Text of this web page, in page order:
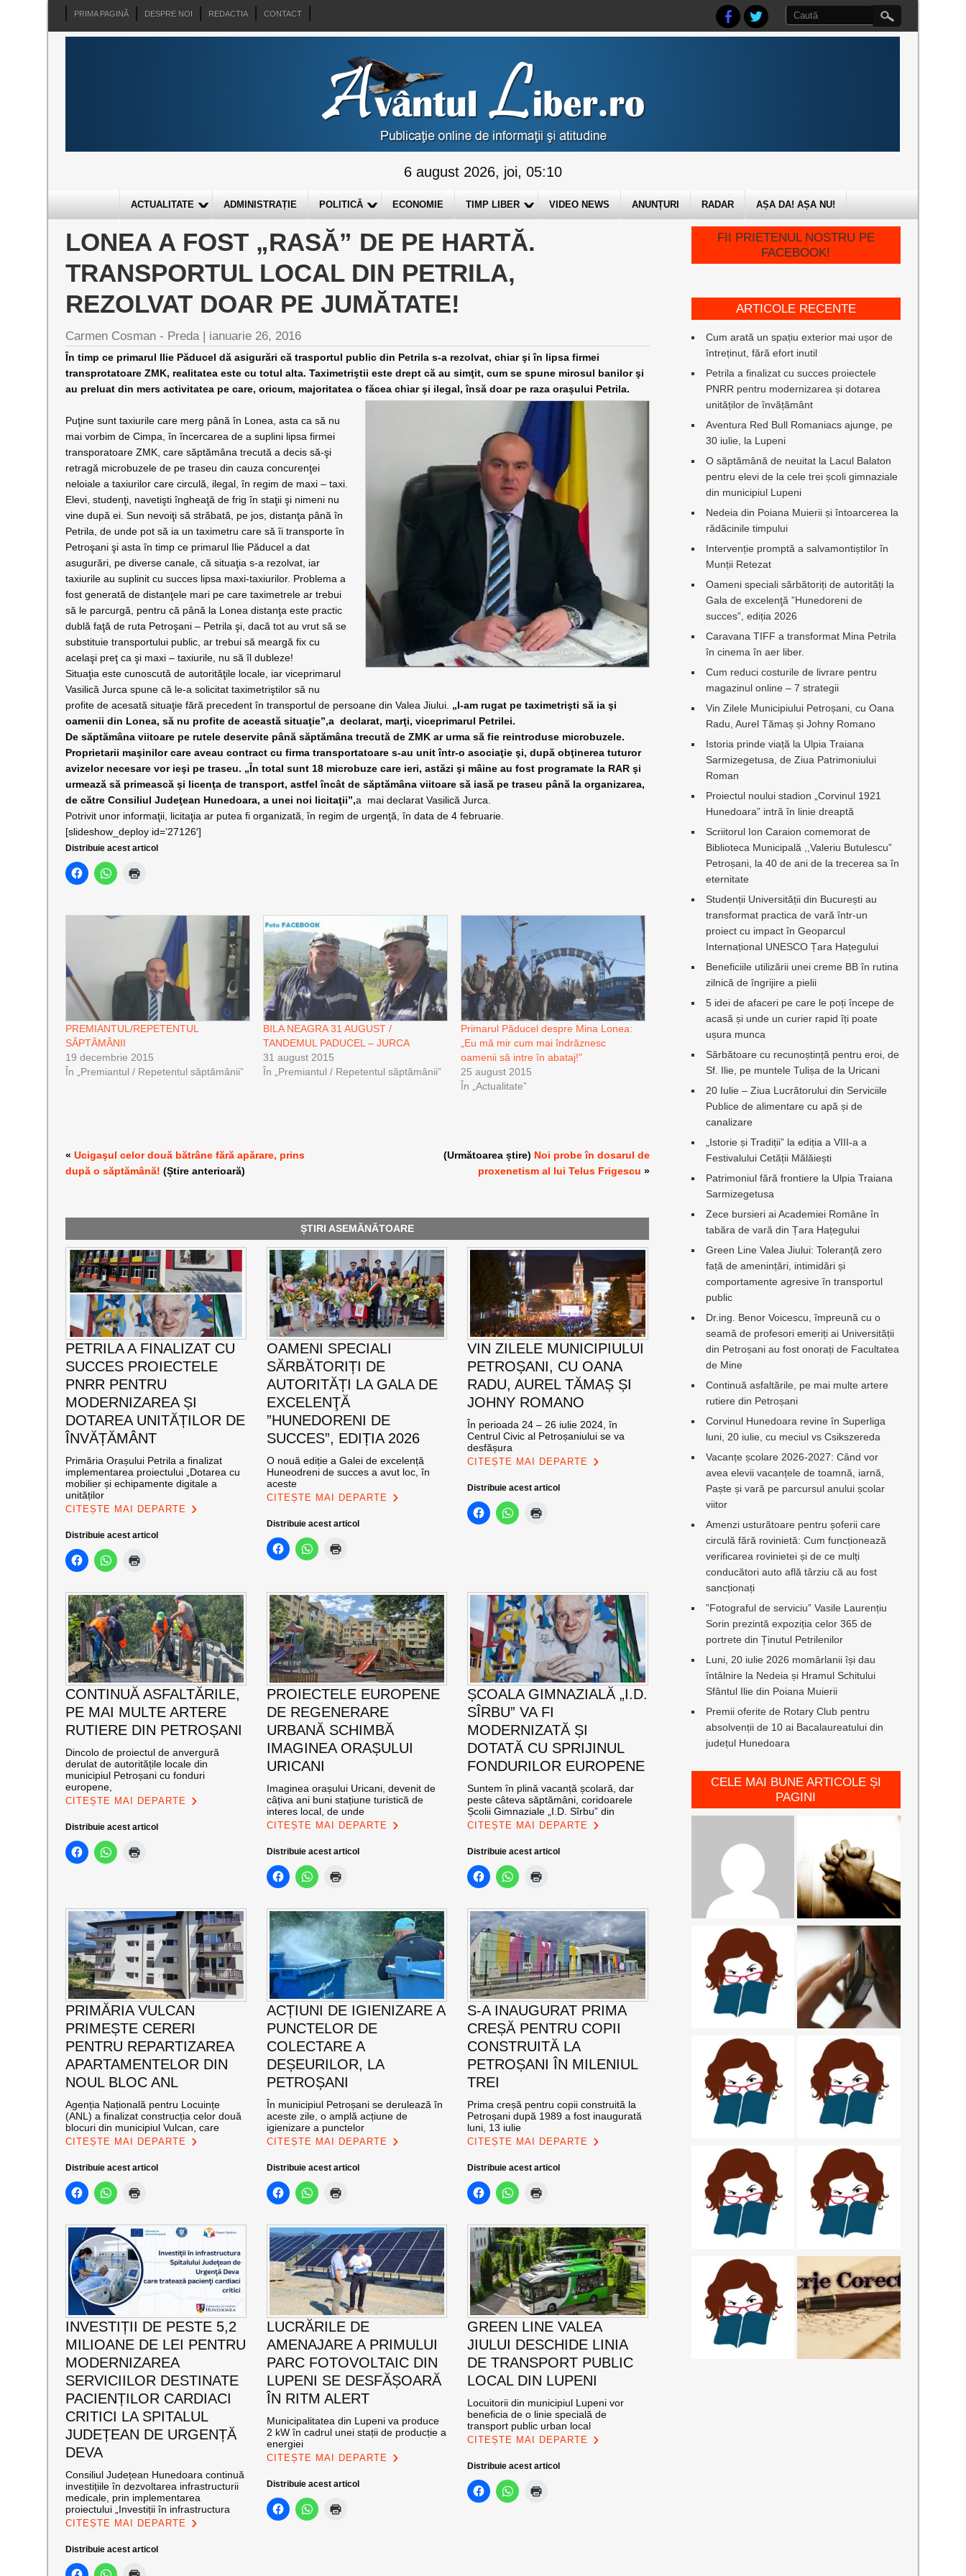
PRIMA PAGINĂ DESPRE NOI REDACTIA CONTACT
6 august 2026, joi, 05:10
ACTUALITATE ADMINISTRAȚIE POLITICĂ ECONOMIE TIMP LIBER VIDEO NEWS ANUNȚURI RADAR AȘA DA! AȘA NU!
LONEA A FOST „RASĂ” DE PE HARTĂ.
TRANSPORTUL LOCAL DIN PETRILA,
REZOLVAT DOAR PE JUMĂTATE!
Carmen Cosman - Preda | ianuarie 26, 2016
În timp ce primarul Ilie Păducel dă asigurări că trasportul public din Petrila s-a rezolvat, chiar şi în lipsa firmei
transprotatoare ZMK, realitatea este cu totul alta. Taximetriştii este drept că au simţit, cum se spune mirosul banilor şi
au preluat din mers activitatea pe care, oricum, majoritatea o făcea chiar şi ilegal, însă doar pe raza oraşului Petrila.
Puţine sunt taxiurile care merg până în Lonea, asta ca să nu
mai vorbim de Cimpa, în încercarea de a suplini lipsa firmei
transporatoare ZMK, care săptămâna trecută a decis să-şi
retragă microbuzele de pe traseu din cauza concurenţei
neloiale a taxiurilor care circulă, ilegal, în regim de maxi – taxi.
Elevi, studenţi, navetişti îngheaţă de frig în staţii şi nimeni nu
vine după ei. Sun nevoiţi să străbată, pe jos, distanţa până în
Petrila, de unde pot să ia un taximetru care să îi transporte în
Petroşani şi asta în timp ce primarul Ilie Păducel a dat
asugurări, pe diverse canale, că situaţia s-a rezolvat, iar
taxiurile au suplinit cu succes lipsa maxi-taxiurilor. Problema a
fost generată de distanţele mari pe care taximetrele ar trebui
să le parcurgă, pentru că până la Lonea distanţa este practic
dublă faţă de ruta Petroşani – Petrila şi, dacă tot au vrut să se
substituie transportului public, ar trebui să meargă fix cu
acelaşi preţ ca şi maxi – taxiurile, nu să îl dubleze!
Situaţia este cunoscută de autorităţile locale, iar viceprimarul
Vasilică Jurca spune că le-a solicitat taximetriştilor să nu
profite de acesată situaţie fără precedent în transportul de persoane din Valea Jiului. „I-am rugat pe taximetrişti să ia şi
oamenii din Lonea, să nu profite de această situaţie”,a declarat, marţi, viceprimarul Petrilei.
De săptămâna viitoare pe rutele deservite până săptămâna trecută de ZMK ar urma să fie reintroduse microbuzele.
Proprietarii maşinilor care aveau contract cu firma transportatoare s-au unit într-o asociaţie şi, după obţinerea tuturor
avizelor necesare vor ieşi pe traseu. „În total sunt 18 microbuze care ieri, astăzi şi mâine au fost programate la RAR şi
urmează să primească şi licenţa de transport, astfel încât de săptămâna viitoare să iasă pe traseu până la organizarea,
de către Consiliul Judeţean Hunedoara, a unei noi licitaţii”,a
mai declarat Vasilică Jurca.
Potrivit unor informaţii, licitaţia ar putea fi organizată, în regim de urgenţă, în data de 4 februarie.
[slideshow_deploy id=’27126′]
Distribuie acest articol
PREMIANTUL/REPETENTUL
SĂPTĂMÂNII
19 decembrie 2015
În „Premiantul / Repetentul săptămânii”
BILA NEAGRA 31 AUGUST /
TANDEMUL PADUCEL – JURCA
31 august 2015
În „Premiantul / Repetentul săptămânii”
Primarul Păducel despre Mina Lonea:
„Eu mă mir cum mai îndrăznesc
oamenii să intre în abataj!”
25 august 2015
În „Actualitate”
«Ucigaşul celor două bătrâne fără apărare, prins
după o săptămână! (Știre anterioară)
(Următoarea știre) Noi probe în dosarul de
proxenetism al lui Telus Frigescu »
ȘTIRI ASEMĂNĂTOARE
PETRILA A FINALIZAT CU
SUCCES PROIECTELE
PNRR PENTRU
MODERNIZAREA ȘI
DOTAREA UNITĂȚILOR DE
ÎNVĂȚĂMÂNT
Primăria Orașului Petrila a finalizat
implementarea proiectului „Dotarea cu
mobilier și echipamente digitale a
unităților
CITEȘTE MAI DEPARTE
Distribuie acest articol
OAMENI SPECIALI
SĂRBĂTORIȚI DE
AUTORITĂȚI LA GALA DE
EXCELENŢĂ
”HUNEDORENI DE
SUCCES”, EDIȚIA 2026
O nouă ediție a Galei de excelență
Huneodreni de succes a avut loc, în
aceste
CITEȘTE MAI DEPARTE
Distribuie acest articol
VIN ZILELE MUNICIPIULUI
PETROȘANI, CU OANA
RADU, AUREL TĂMAȘ ȘI
JOHNY ROMANO
În perioada 24 – 26 iulie 2024, în
Centrul Civic al Petroșaniului se va
desfășura
CITEȘTE MAI DEPARTE
Distribuie acest articol
CONTINUĂ ASFALTĂRILE,
PE MAI MULTE ARTERE
RUTIERE DIN PETROȘANI
Dincolo de proiectul de anvergură
derulat de autoritățile locale din
municipiul Petroșani cu fonduri
europene,
CITEȘTE MAI DEPARTE
Distribuie acest articol
PROIECTELE EUROPENE
DE REGENERARE
URBANĂ SCHIMBĂ
IMAGINEA ORAȘULUI
URICANI
Imaginea orașului Uricani, devenit de
câțiva ani buni stațiune turistică de
interes local, de unde
CITEȘTE MAI DEPARTE
Distribuie acest articol
ȘCOALA GIMNAZIALĂ „I.D.
SÎRBU” VA FI
MODERNIZATĂ ȘI
DOTATĂ CU SPRIJINUL
FONDURILOR EUROPENE
Suntem în plină vacanță școlară, dar
peste câteva săptămâni, coridoarele
Școlii Gimnaziale „I.D. Sîrbu” din
CITEȘTE MAI DEPARTE
Distribuie acest articol
PRIMĂRIA VULCAN
PRIMEȘTE CERERI
PENTRU REPARTIZAREA
APARTAMENTELOR DIN
NOUL BLOC ANL
Agenția Națională pentru Locuințe
(ANL) a finalizat construcția celor două
blocuri din municipiul Vulcan, care
CITEȘTE MAI DEPARTE
Distribuie acest articol
ACȚIUNI DE IGIENIZARE A
PUNCTELOR DE
COLECTARE A
DEȘEURILOR, LA
PETROȘANI
În municipiul Petroșani se derulează în
aceste zile, o amplă acțiune de
igienizare a punctelor
CITEȘTE MAI DEPARTE
Distribuie acest articol
S-A INAUGURAT PRIMA
CREȘĂ PENTRU COPII
CONSTRUITĂ LA
PETROȘANI ÎN MILENIUL
TREI
Prima creșă pentru copii construită la
Petroșani după 1989 a fost inaugurată
luni, 13 iulie
CITEȘTE MAI DEPARTE
Distribuie acest articol
INVESTIȚII DE PESTE 5,2
MILIOANE DE LEI PENTRU
MODERNIZAREA
SERVICIILOR DESTINATE
PACIENȚILOR CARDIACI
CRITICI LA SPITALUL
JUDEȚEAN DE URGENȚĂ
DEVA
Consiliul Județean Hunedoara continuă
investițiile în dezvoltarea infrastructurii
medicale, prin implementarea
proiectului „Investiții în infrastructura
CITEȘTE MAI DEPARTE
Distribuie acest articol
LUCRĂRILE DE
AMENAJARE A PRIMULUI
PARC FOTOVOLTAIC DIN
LUPENI SE DESFĂȘOARĂ
ÎN RITM ALERT
Municipalitatea din Lupeni va produce
2 kW în cadrul unei stații de producție a
energiei
CITEȘTE MAI DEPARTE
Distribuie acest articol
GREEN LINE VALEA
JIULUI DESCHIDE LINIA
DE TRANSPORT PUBLIC
LOCAL DIN LUPENI
Locuitorii din municipiul Lupeni vor
beneficia de o linie specială de
transport public urban local
CITEȘTE MAI DEPARTE
Distribuie acest articol
FII PRIETENUL NOSTRU PE
FACEBOOK!
ARTICOLE RECENTE
Cum arată un spațiu exterior mai ușor de
întreținut, fără efort inutil
Petrila a finalizat cu succes proiectele
PNRR pentru modernizarea și dotarea
unităților de învățământ
Aventura Red Bull Romaniacs ajunge, pe
30 iulie, la Lupeni
O săptămână de neuitat la Lacul Balaton
pentru elevi de la cele trei școli gimnaziale
din municipiul Lupeni
Nedeia din Poiana Muierii și întoarcerea la
rădăcinile timpului
Intervenție promptă a salvamontiștilor în
Munții Retezat
Oameni speciali sărbătoriți de autorități la
Gala de excelenţă ”Hunedoreni de
succes”, ediția 2026
Caravana TIFF a transformat Mina Petrila
în cinema în aer liber.
Cum reduci costurile de livrare pentru
magazinul online – 7 strategii
Vin Zilele Municipiului Petroșani, cu Oana
Radu, Aurel Tămaș și Johny Romano
Istoria prinde viață la Ulpia Traiana
Sarmizegetusa, de Ziua Patrimoniului
Roman
Proiectul noului stadion „Corvinul 1921
Hunedoara” intră în linie dreaptă
Scriitorul Ion Caraion comemorat de
Biblioteca Municipală ,,Valeriu Butulescu”
Petroșani, la 40 de ani de la trecerea sa în
eternitate
Studenții Universității din București au
transformat practica de vară într-un
proiect cu impact în Geoparcul
Internațional UNESCO Țara Hațegului
Beneficiile utilizării unei creme BB în rutina
zilnică de îngrijire a pielii
5 idei de afaceri pe care le poți începe de
acasă și unde un curier rapid îți poate
ușura munca
Sărbătoare cu recunoștință pentru eroi, de
Sf. Ilie, pe muntele Tulișa de la Uricani
20 Iulie – Ziua Lucrătorului din Serviciile
Publice de alimentare cu apă și de
canalizare
„Istorie și Tradiții” la ediția a VIII-a a
Festivalului Cetății Mălăiești
Patrimoniul fără frontiere la Ulpia Traiana
Sarmizegetusa
Zece bursieri ai Academiei Române în
tabăra de vară din Țara Hațegului
Green Line Valea Jiului: Toleranță zero
față de amenințări, intimidări și
comportamente agresive în transportul
public
Dr.ing. Benor Voicescu, împreună cu o
seamă de profesori emeriți ai Universității
din Petroșani au fost onorați de Facultatea
de Mine
Continuă asfaltările, pe mai multe artere
rutiere din Petroșani
Corvinul Hunedoara revine în Superliga
luni, 20 iulie, cu meciul vs Csikszereda
Vacanțe școlare 2026-2027: Când vor
avea elevii vacanțele de toamnă, iarnă,
Paște și vară pe parcursul anului școlar
viitor
Amenzi usturătoare pentru șoferii care
circulă fără rovinietă: Cum funcționează
verificarea rovinietei și de ce mulți
conducători auto află târziu că au fost
sancționați
”Fotograful de serviciu” Vasile Laurențiu
Sorin prezintă expoziția celor 365 de
portrete din Ținutul Petrilenilor
Luni, 20 iulie 2026 momârlanii își dau
întâlnire la Nedeia și Hramul Schitului
Sfântul Ilie din Poiana Muierii
Premii oferite de Rotary Club pentru
absolvenții de 10 ai Bacalaureatului din
județul Hunedoara
CELE MAI BUNE ARTICOLE ȘI
PAGINI